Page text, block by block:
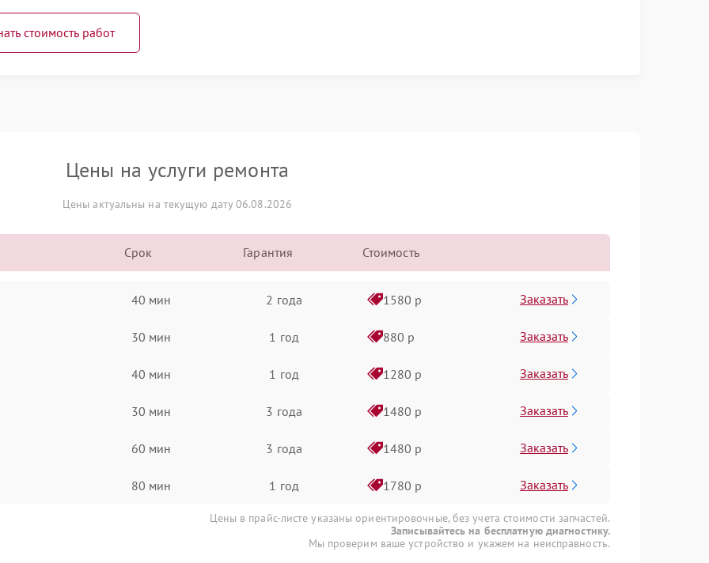
стоимость работ
Цены на услуги ремонта
Цены актуальны на текущую дату 06.08.2026
Срок Гарантия Стоимость
40 мин 2 года 1580 р Заказать
30 мин 1 год 880 р Заказать
40 мин 1 год 1280 р Заказать
30 мин 3 года 1480 р Заказать
60 мин 3 года 1480 р Заказать
80 мин 1 год 1780 р Заказать
Цены в прайс-листе указаны ориентировочные, без учета стоимости запчастей.
Записывайтесь на бесплатную диагностику.
Мы проверим ваше устройство и укажем на неисправность.